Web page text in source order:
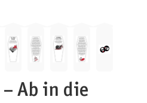
Ab in die